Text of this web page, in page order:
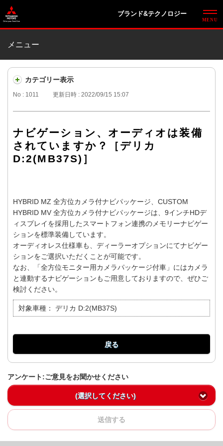
ブランド&テクノロジー
メニュー
カテゴリー表示
No : 1011 更新日時 : 2022/09/15 15:07
ナビゲーション、オーディオは装備
されていますか？［デリカ
D:2(MB37S)］
HYBRID MZ 全方位カメラ付ナビパッケージ、CUSTOM
HYBRID MV 全方位カメラ付ナビパッケージは、9インチHDデ
ィスプレイを採用したスマートフォン連携のメモリーナビゲー
ションを標準装備しています。
オーディオレス仕様車も、ディーラーオプションにてナビゲー
ションをご選択いただくことが可能です。
なお、「全方位モニター用カメラパッケージ付車」にはカメラ
と連動するナビゲーションもご用意しておりますので、ぜひご
検討ください。
対象車種： デリカ D:2(MB37S)
戻る
アンケート:ご意見をお聞かせください
(選択してください)
送信する